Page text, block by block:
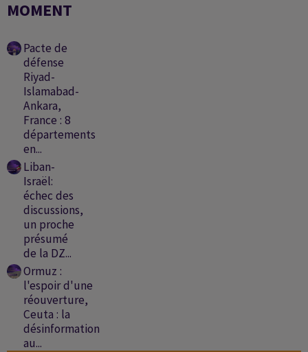
MOMENT
Pacte de
défense
Riyad-
Islamabad-
Ankara,
France : 8
départements
en...
Liban-
Israël:
échec des
discussions,
un proche
présumé
de la DZ...
Ormuz :
l'espoir d'une
réouverture,
Ceuta : la
désinformation
au...